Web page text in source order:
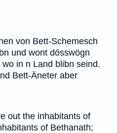
von Bett-Schemesch
und wont dösswögn
in n Land blibn seind.
Bett-Äneter aber
out the inhabitants of
of Bethanath;